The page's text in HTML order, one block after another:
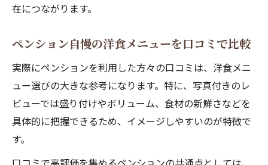
在につながります。
ペンション自慢の洋食メニューを口コミで比較
実際にペンションを利用した方々の口コミは、洋食メニ
ュー選びの大きな参考になります。特に、写真付きのレ
ビューでは盛り付けやボリューム、食材の新鮮さなどを
具体的に把握できるため、イメージしやすいのが特徴で
す。